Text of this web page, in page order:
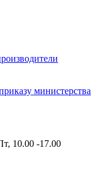
министерства
10.00 -17.00